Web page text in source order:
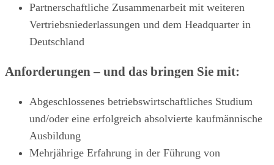
Partnerschaftliche Zusammenarbeit mit weiteren
Vertriebsniederlassungen und dem Headquarter in
Deutschland
Anforderungen – und das bringen Sie mit:
Abgeschlossenes betriebswirtschaftliches Studium
und/oder eine erfolgreich absolvierte kaufmännische
Ausbildung
Mehrjährige Erfahrung in der Führung von